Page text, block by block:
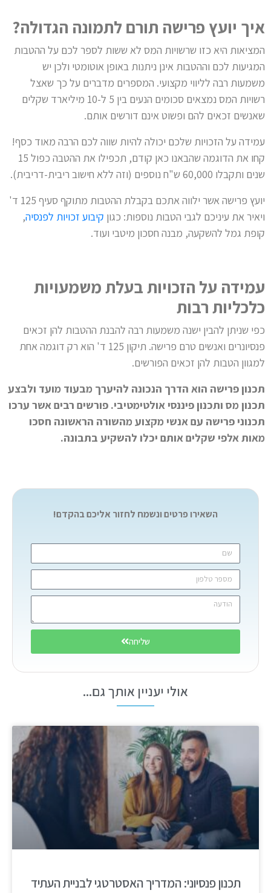
איך יועץ פרישה תורם לתמונה הגדולה?
המציאות היא כזו שרשויות המס לא ששות לספר לכם על ההטבות
המגיעות לכם וההטבות אינן ניתנות באופן אוטומטי ולכן יש
משמעות רבה לליווי מקצועי. המספרים מדברים על כך שאצל
רשויות המס נמצאים סכומים הנעים בין 5 ל-10 מיליארד שקלים
שאנשים זכאים להם ופשוט אינם דורשים אותם.
עמידה על הזכויות שלכם יכולה להיות שווה לכם הרבה מאוד כסף!
קחו את הדוגמה שהבאנו כאן קודם, תכפילו את ההטבה כפול 15
שנים ותקבלו 60,000 ש"ח נוספים (וזה ללא חישוב ריבית-דריבית).
יועץ פרישה אשר ילווה אתכם בקבלת ההטבות מתוקף סעיף 125 ד'
ויאיר את עיניכם לגבי הטבות נוספות: כגון קיבוע זכויות לפנסיה,
קופת גמל להשקעה, מבנה חסכון מיטבי ועוד.
עמידה על הזכויות בעלת משמעויות
כלכליות רבות
כפי שניתן להבין ישנה משמעות רבה להבנת ההטבות להן זכאים
פנסיונרים ואנשים טרם פרישה. תיקון 125 ד' הוא רק דוגמה אחת
למגוון הטבות להן זכאים הפורשים.
תכנון פרישה הוא הדרך הנכונה להיערך מבעוד מועד ולבצע
תכנון מס ותכנון פיננסי אולטימטיבי. פורשים רבים אשר ערכו
תכנוני פרישה עם אנשי מקצוע מהשורה הראשונה חסכו
מאות אלפי שקלים אותם יכלו להשקיע בתבונה.
השאירו פרטים ונשמח לחזור אליכם בהקדם!
שליחה
אולי יעניין אותך גם...
תכנון פנסיוני: המדריך האסטרטגי לבניית העתיד